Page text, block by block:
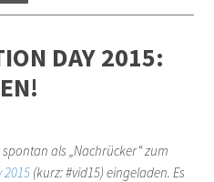
DAY 2015:
als „Nachrücker“ zum
2015 (kurz: #vid15) eingeladen. Es